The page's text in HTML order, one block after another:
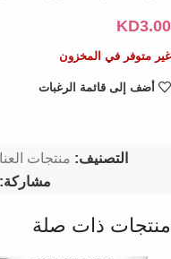
KD3.00
غير متوفر في المخزون
أضف إلى قائمة الرغبات
التصنيف: منتجات
مشاركة:
منتجات ذات صلة